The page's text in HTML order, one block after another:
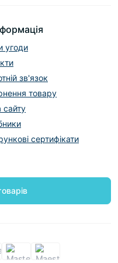
тільки
сантехніка. На всю
надаємо офіційну
з доставкою
Є послуга
угоди
зв'язок
товару
сайту
сертифікати